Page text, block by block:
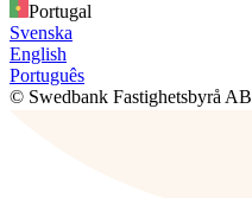
Portugal
Svenska
English
Português
© Swedbank Fastighetsbyrå AB